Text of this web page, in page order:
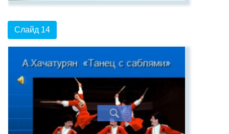
Слайд 14